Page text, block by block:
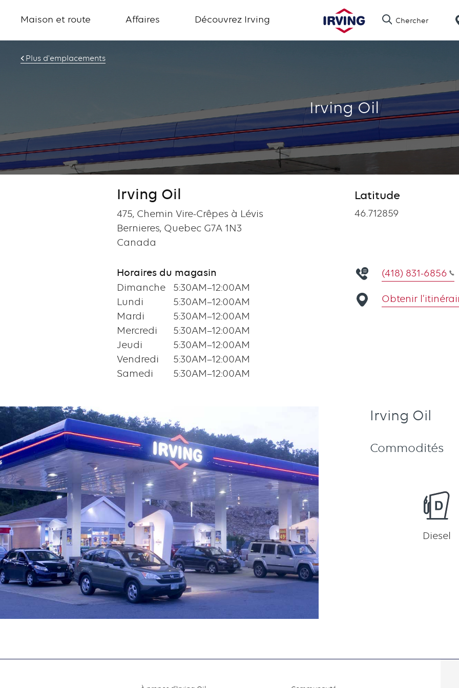
main
Maison et route Affaires Découvrez Irving Chercher
Plus d'emplacements
Irving Oil
Irving Oil
475, Chemin Vire-Crêpes à Lévis
Bernieres, Quebec G7A 1N3
Canada
Horaires du magasin
Dimanche
5:30AM–12:00AM
Lundi
5:30AM–12:00AM
Mardi
5:30AM–12:00AM
Mercredi
5:30AM–12:00AM
Jeudi
5:30AM–12:00AM
Vendredi
5:30AM–12:00AM
Samedi
5:30AM–12:00AM
Latitude
Latitude
46.712859
(418) 831-6856
Obtenir
Irving Oil
Commodités
Diesel